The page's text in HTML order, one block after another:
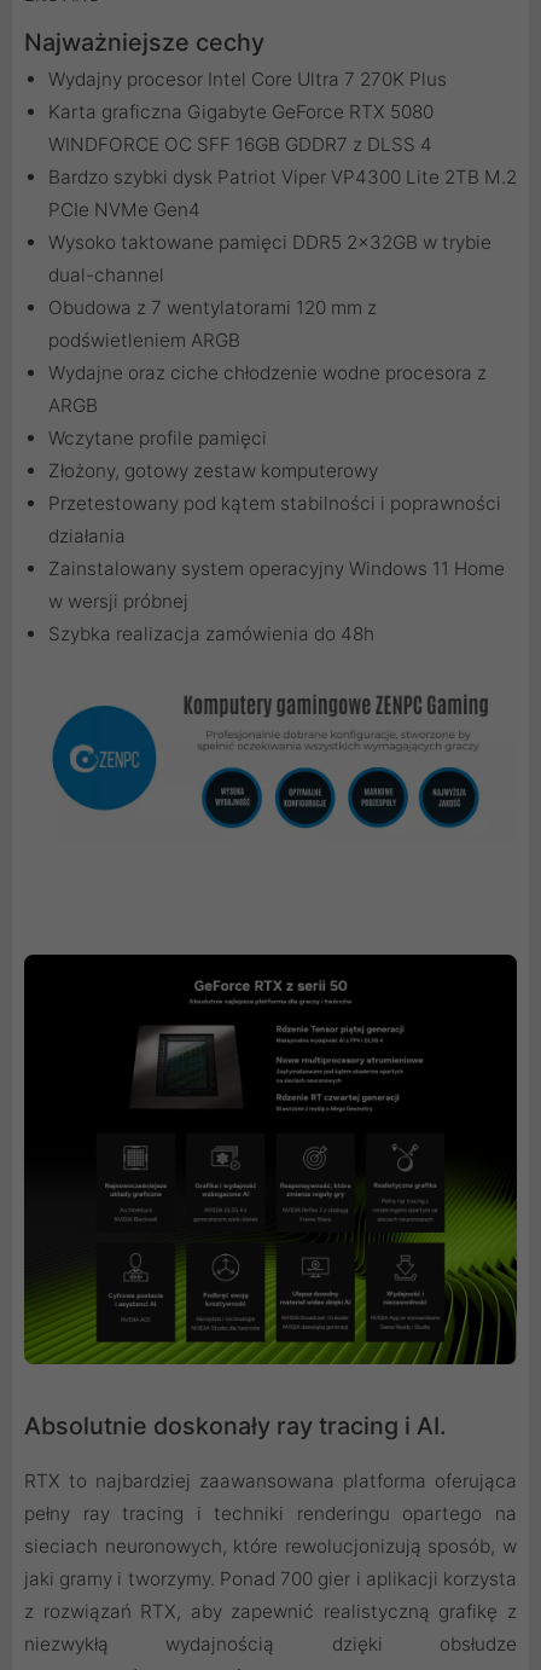
Najważniejsze cechy
Wydajny procesor Intel Core Ultra 7 270K Plus
Karta graficzna Gigabyte GeForce RTX 5080
WINDFORCE OC SFF 16GB GDDR7 z DLSS 4
Bardzo szybki dysk Patriot Viper VP4300 Lite 2TB M.2
PCIe NVMe Gen4
Wysoko taktowane pamięci DDR5 2x32GB w trybie
dual-channel
Obudowa z 7 wentylatorami 120 mm z
podświetleniem ARGB
Wydajne oraz ciche chłodzenie wodne procesora z
ARGB
Wczytane profile pamięci
Złożony, gotowy zestaw komputerowy
Przetestowany pod kątem stabilności i poprawności
działania
Zainstalowany system operacyjny Windows 11 Home
w wersji próbnej
Szybka realizacja zamówienia do 48h
Absolutnie doskonały ray tracing i AI.
RTX to najbardziej zaawansowana platforma oferująca
pełny ray tracing i techniki renderingu opartego na
sieciach neuronowych, które rewolucjonizują sposób, w
jaki gramy i tworzymy. Ponad 700 gier i aplikacji korzysta
z rozwiązań RTX, aby zapewnić realistyczną grafikę z
niezwykłą wydajnością dzięki obsłudze